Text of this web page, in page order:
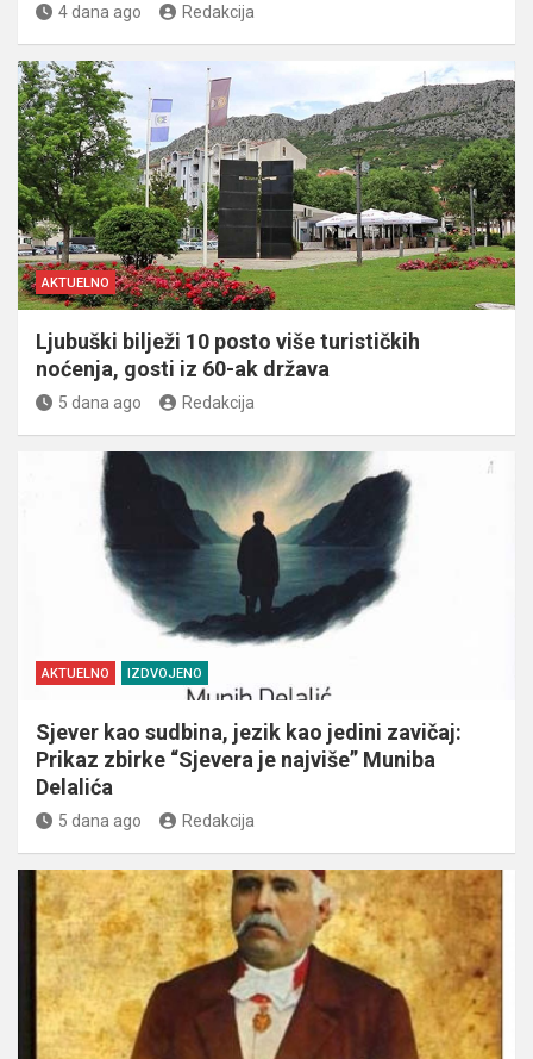
4 dana ago Redakcija
AKTUELNO
Ljubuški bilježi 10 posto više turističkih
noćenja, gosti iz 60-ak država
5 dana ago Redakcija
AKTUELNO IZDVOJENO
Sjever kao sudbina, jezik kao jedini zavičaj:
Prikaz zbirke “Sjevera je najviše” Muniba
Delalića
5 dana ago Redakcija